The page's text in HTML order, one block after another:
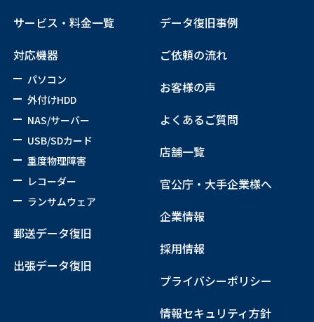
サービス・料金一覧
対応機器
パソコン
外付けHDD
NAS/サーバー
USB/SDカード
重度物理障害
レコーダー
ランサムウェア
郵送データ復旧
出張データ復旧
データ復旧事例
ご依頼の流れ
お客様の声
よくあるご質問
店舗一覧
官公庁・大手企業様へ
企業情報
採用情報
プライバシーポリシー
情報セキュリティ方針